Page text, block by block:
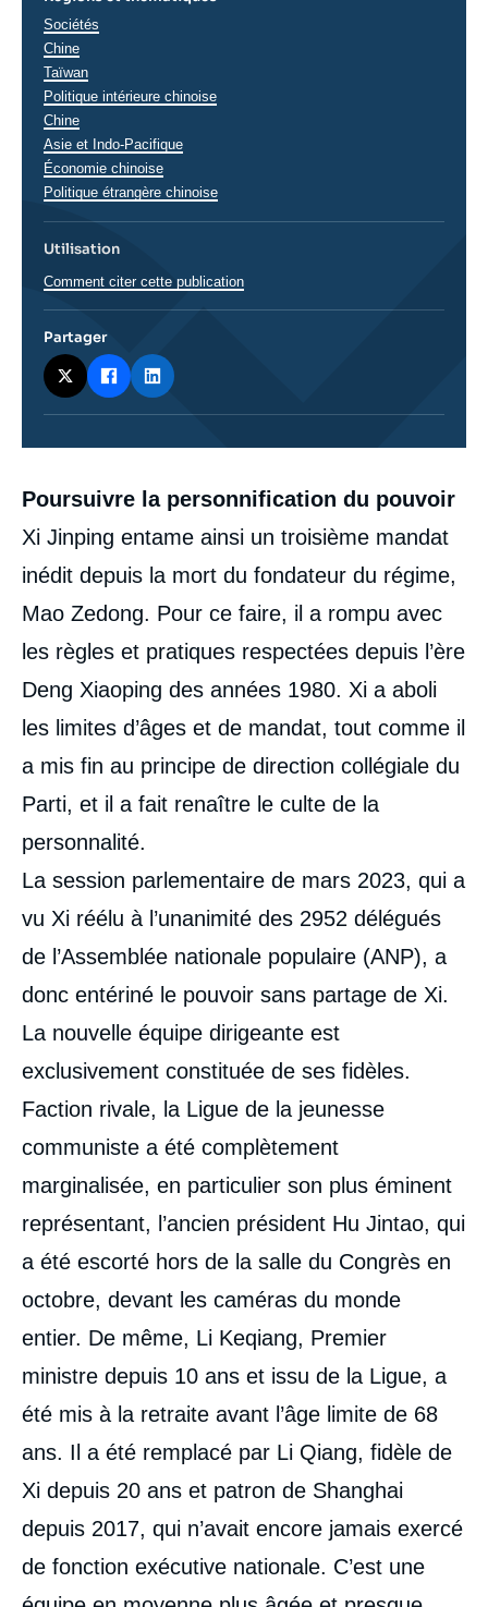
Corps
analyses
Poursuivre la personnification du pouvoir
Xi Jinping entame ainsi un troisième mandat
inédit depuis la mort du fondateur du régime,
Mao Zedong. Pour ce faire, il a rompu avec
les règles et pratiques respectées depuis l’ère
Deng Xiaoping des années 1980. Xi a aboli
les limites d’âges et de mandat, tout comme il
a mis fin au principe de direction collégiale du
Parti, et il a fait renaître le culte de la
personnalité.
La session parlementaire de mars 2023, qui a
vu Xi réélu à l’unanimité des 2952 délégués
de l’Assemblée nationale populaire (ANP), a
donc entériné le pouvoir sans partage de Xi.
La nouvelle équipe dirigeante est
exclusivement constituée de ses fidèles.
Faction rivale, la Ligue de la jeunesse
communiste a été complètement
marginalisée, en particulier son plus éminent
représentant, l’ancien président Hu Jintao, qui
a été escorté hors de la salle du Congrès en
octobre, devant les caméras du monde
entier. De même, Li Keqiang, Premier
ministre depuis 10 ans et issu de la Ligue, a
été mis à la retraite avant l’âge limite de 68
ans. Il a été remplacé par Li Qiang, fidèle de
Xi depuis 20 ans et patron de Shanghai
depuis 2017, qui n’avait encore jamais exercé
de fonction exécutive nationale. C’est une
Thématiques
analyses
Sociétés
Chine
Régions
Taïwan
Politique intérieure chinoise
Chine
Asie et Indo-Pacifique
Économie chinoise
Politique étrangère chinoise
Utilisation
Comment citer cette publication
Partager